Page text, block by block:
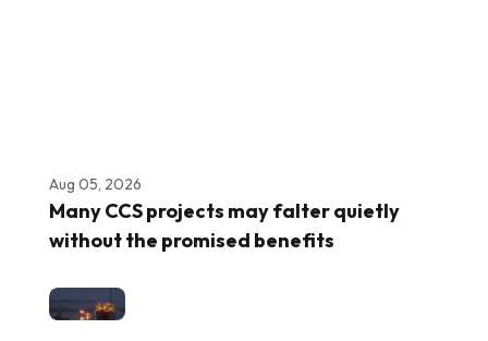
Aug 05, 2026
Many CCS projects may falter quietly
without the promised benefits